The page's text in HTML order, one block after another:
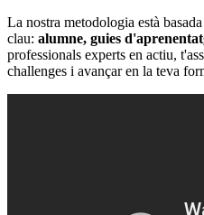
La nostra metodologia està
clau: alumne, guies
professionals experts en actiu,
challenges i avançar en la teva